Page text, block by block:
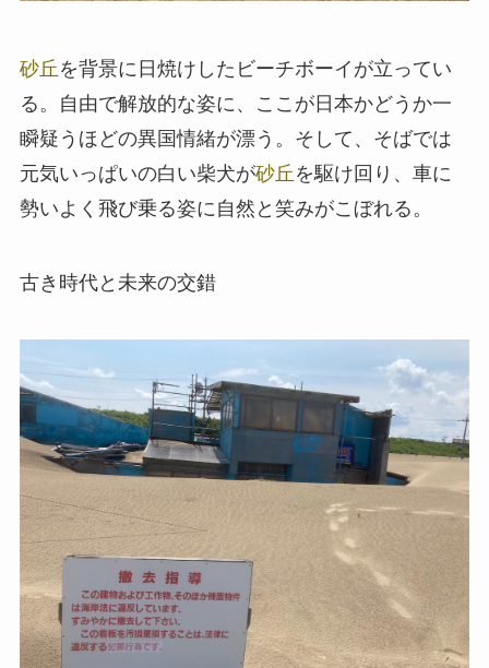
砂丘 を背景に日焼けしたビーチボーイが立ってい
る。自由で解放的な姿に、ここが日本かどうか一
瞬疑うほどの異国情緒が漂う。そして、そばでは
元気いっぱいの白い柴犬が砂丘 を駆け回り、車に
勢いよく飛び乗る姿に自然と笑みがこぼれる。
古き時代と未来の交錯